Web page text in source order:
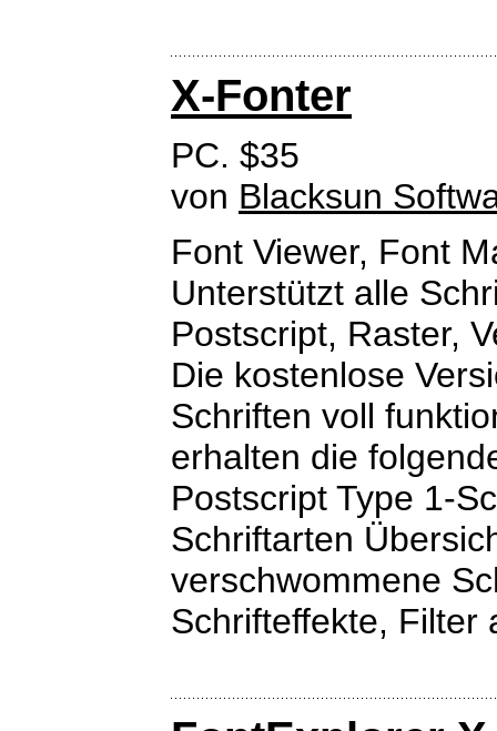
X-Fonter
PC. $35
von Blacksun
Font Viewer, Font
Unterstützt alle
Postscript, Raster,
Die kostenlose
Schriften voll
erhalten die
Postscript Type 1-
Schriftarten
verschwommene
Schrifteffekte, Filter